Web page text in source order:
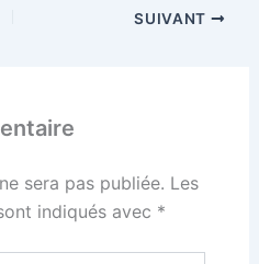
SUIVANT
sera pas publiée. Les
indiqués avec *